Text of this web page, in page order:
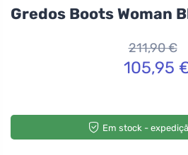
Gredos Boots Woman
211,90 €
105,95
Em stock -